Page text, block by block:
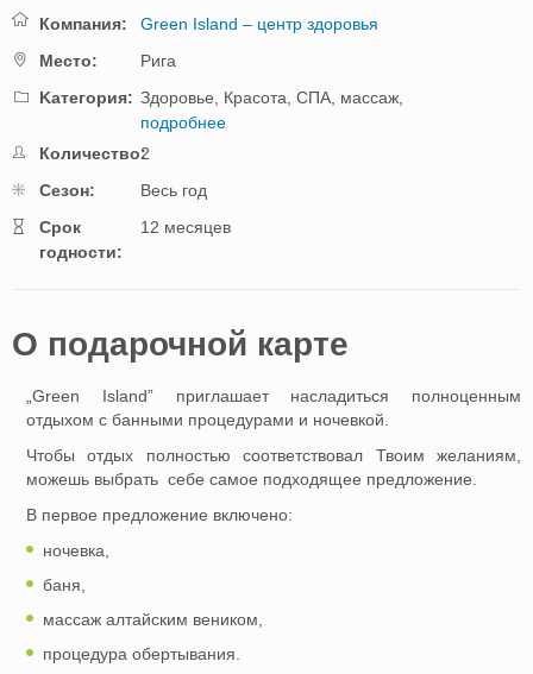
Компания:
Green Island – центр здоровья
Mестo:
Рига
Kатегория: Здоровье, Красота, СПА, массаж,
подробнее
Количество:2
Cезон:
Весь год
Cрок
годности:
12 месяцев
O подарочной картe
„Green Island” приглашает насладиться полноценным
отдыхом с банными процедурами и ночевкой.
Чтобы отдых полностью соответствовал Твоим желаниям,
можешь выбрать себе самое подходящее предложение.
В первое предложение включено:
ночевка,
баня,
массаж алтайским веником,
процедура обертывания.